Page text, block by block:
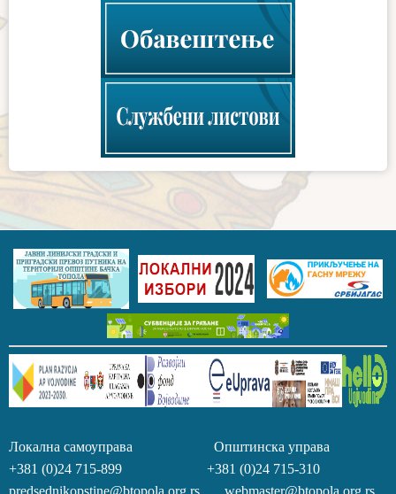
Локална самоуправа Општинска управа
+381 (0)24 715-899 +381 (0)24 715-310
predsednikopstine@btopola.org.rs webmaster@btopola.org.rs